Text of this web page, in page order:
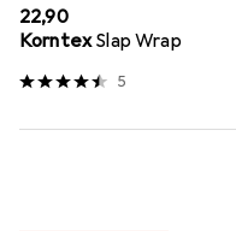
EUR
22,90
KorntexSlap Wrap
5